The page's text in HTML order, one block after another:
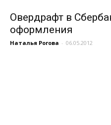
Овердрафт в
оформления
Наталья Рогова - 06.05.2012